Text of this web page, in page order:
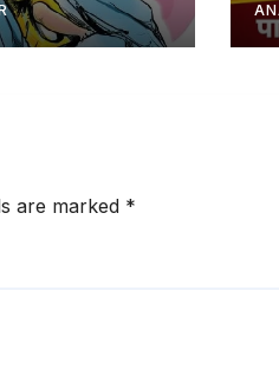
are marked *